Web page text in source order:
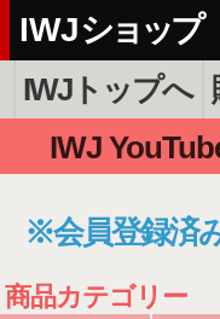
I W J ショップ
IWJトップへ
IWJ
※会員登録済
商品カテゴリー